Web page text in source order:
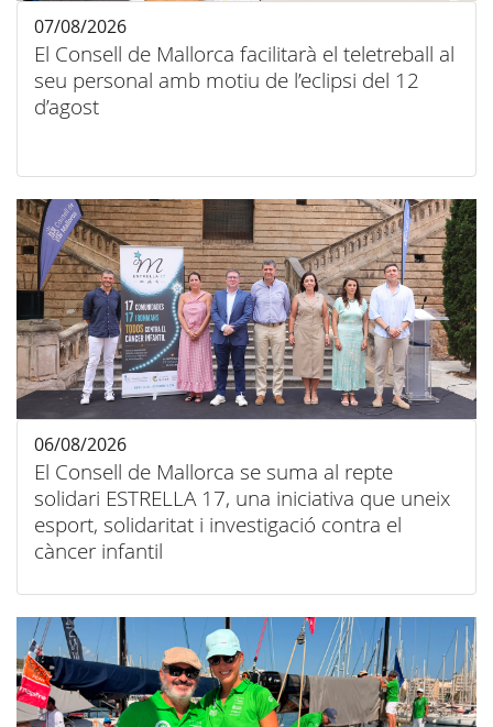
El Consell de Mallorca facilitarà el teletreball al
seu personal amb motiu de l’eclipsi del 12
d’agost
07/08/2026
El Consell de Mallorca se suma al repte
solidari ESTRELLA 17, una iniciativa que uneix
esport, solidaritat i investigació contra el
càncer infantil
06/08/2026